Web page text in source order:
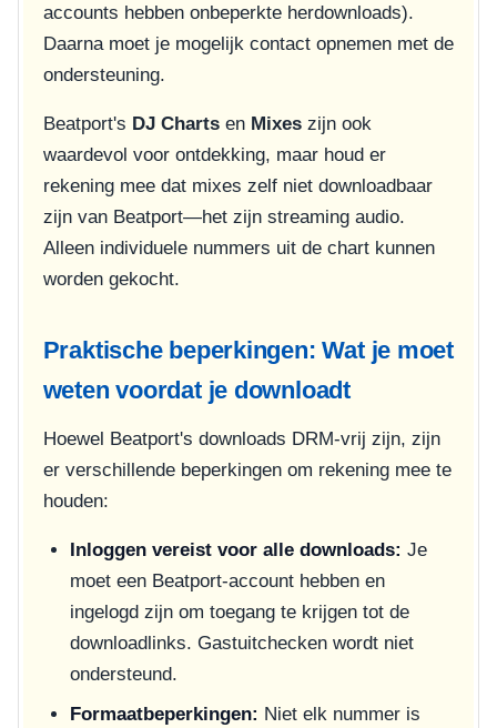
accounts hebben onbeperkte herdownloads).
Daarna moet je mogelijk contact opnemen met de
ondersteuning.
Beatport's DJ Chartsen Mixeszijn ook
waardevol voor ontdekking, maar houd er
rekening mee dat mixes zelf niet downloadbaar
zijn van Beatport—het zijn streaming audio.
Alleen individuele nummers uit de chart kunnen
worden gekocht.
Praktische beperkingen: Wat je moet
weten voordat je downloadt
Hoewel Beatport's downloads DRM-vrij zijn, zijn
er verschillende beperkingen om rekening mee te
houden:
Inloggen vereist voor alle downloads: Je
moet een Beatport-account hebben en
ingelogd zijn om toegang te krijgen tot de
downloadlinks. Gastuitchecken wordt niet
ondersteund.
Formaatbeperkingen: Niet elk nummer is